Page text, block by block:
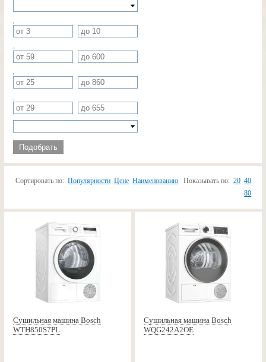
Подобрать
Сортировать по: Популярности Цене Наименованию Показывать по: 20 40
80
Сушильная машина Bosch
WTH850S7PL
Сушильная машина Bosch
WQG242A2OE